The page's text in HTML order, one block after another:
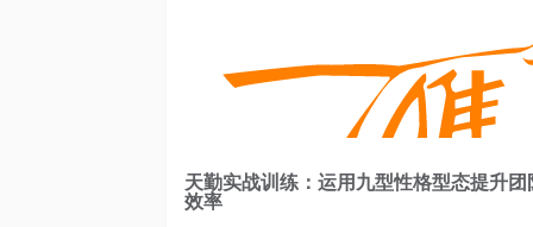
天勤实战训练：运用九型性格型态提升
效率